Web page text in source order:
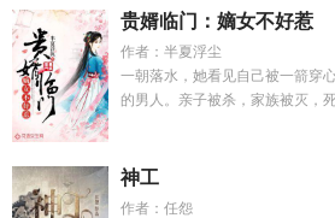
贵婿临门：嫡女不好惹
作者：半夏浮尘
一朝落水，她看见自己被一箭穿
的男人。亲子被杀，家族被灭，
神工
作者：任怨